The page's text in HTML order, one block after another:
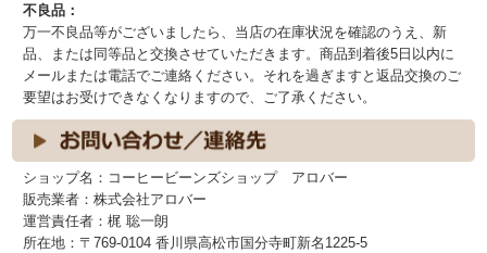
不良品：
万一不良品等がございましたら、当店の在庫状況を確認のうえ、新
品、または同等品と交換させていただきます。商品到着後5日以内に
メールまたは電話でご連絡ください。それを過ぎますと返品交換のご
要望はお受けできなくなりますので、ご了承ください。
ショップ名：コーヒービーンズショップ アロバー
販売業者：株式会社アロバー
運営責任者：梶 聡一朗
所在地：〒769-0104 香川県高松市国分寺町新名1225-5